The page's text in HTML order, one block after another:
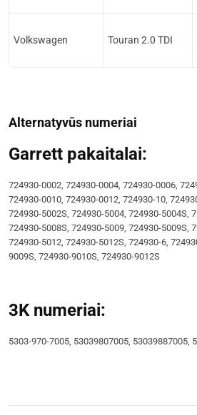
Volkswagen Touran 2.0 TDI
Alternatyvūs numeriai
Garrett pakaitalai:
724930-0002, 724930-0004, 724930-0006,
724930-0010, 724930-0012, 724930-10,
724930-5002S, 724930-5004, 724930-5004S,
724930-5008S, 724930-5009, 724930-5009S,
724930-5012, 724930-5012S, 724930-6,
9009S, 724930-9010S, 724930-9012S
3K numeriai:
5303-970-7005, 53039807005, 53039887005,